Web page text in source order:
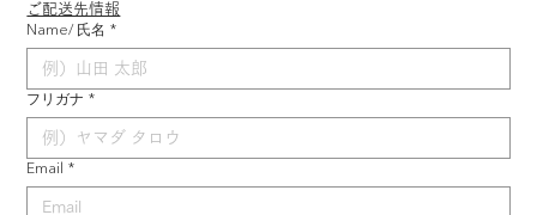
ご配送先情報
Name/ 氏名 *
フリガナ *
Email *